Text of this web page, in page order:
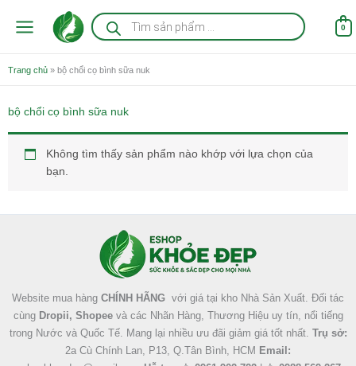
Tìm
kiếm
sản
0
Trang chủ » bộ chổi cọ bình sữa nuk
bộ chổi cọ bình sữa nuk
Không tìm thấy sản phẩm nào khớp với lựa chọn của
bạn.
Website mua hàng CHÍNH HÃNG với giá tại kho Nhà Sản Xuất. Đối tác
cùng Dropii, Shopeevà các Nhãn Hàng, Thương Hiệu uy tín, nổi tiếng
trong Nước và Quốc Tế. Mang lại nhiều ưu đãi giảm giá tốt nhất. Trụ sở:
2a Cù Chính Lan, P13, Q.Tân Bình, HCM Email: